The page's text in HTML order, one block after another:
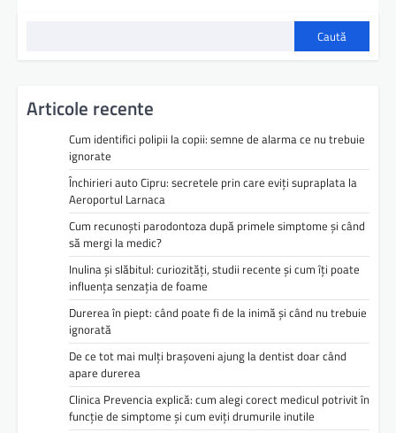
Caută
Articole recente
Cum identifici polipii la copii: semne de alarma ce nu trebuie
ignorate
Închirieri auto Cipru: secretele prin care eviți supraplata la
Aeroportul Larnaca
Cum recunoști parodontoza după primele simptome și când
să mergi la medic?
Inulina și slăbitul: curiozități, studii recente și cum îți poate
influența senzația de foame
Durerea în piept: când poate fi de la inimă și când nu trebuie
ignorată
De ce tot mai mulți brașoveni ajung la dentist doar când
apare durerea
Clinica Prevencia explică: cum alegi corect medicul potrivit în
funcție de simptome și cum eviți drumurile inutile